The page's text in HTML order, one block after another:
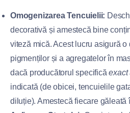
Omogenizarea Tencuielii:
decorativă și amestecă bine
viteză mică. Acest lucru asigură
pigmenților și a agregatelor în
dacă producătorul specificăexact
indicată (de obicei, tencuielile
diluție). Amestecă fiecare găleată